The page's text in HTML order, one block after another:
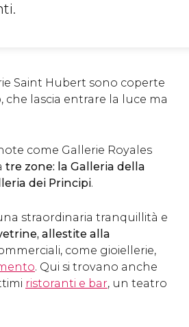
Saint Hubert sono coperte
che lascia entrare la luce ma
come Gallerie Royales
tre zone: la Galleria della
dei Principi.
straordinaria tranquillità e
allestite alla
come gioiellerie,
. Qui si trovano anche
ristoranti e bar, un teatro